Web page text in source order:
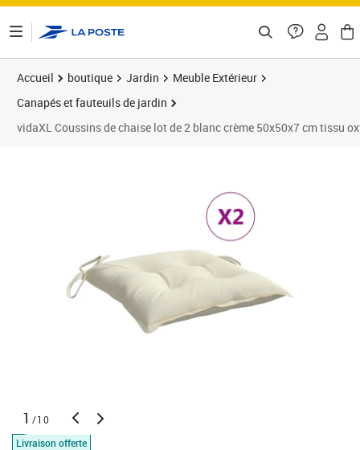
Accueil boutique Jardin
Meuble Extérieur
Canapés et fauteuils de jardin
vidaXL Coussins de chaise lot de 2 blanc crème 50x50x7 cm tissu
1 /10
Livraison offerte